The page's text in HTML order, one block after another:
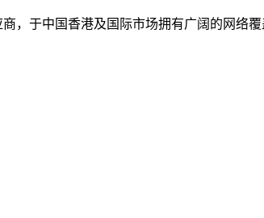
，于中国香港及国际市场拥有广阔的网络